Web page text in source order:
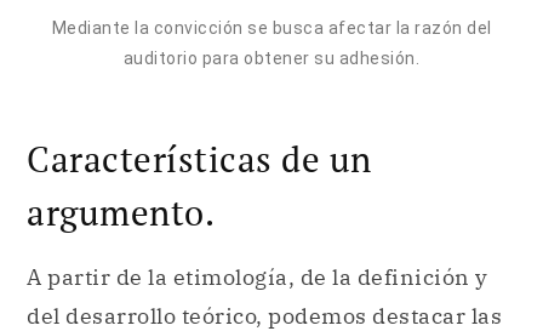
Mediante la convicción se busca afectar la razón del
auditorio para obtener su adhesión.
Características de un
argumento.
A partir de la etimología, de la definición y
del desarrollo teórico, podemos destacar las